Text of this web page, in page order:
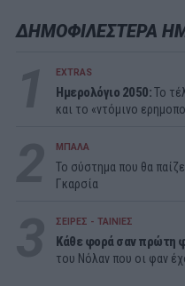
ΔΗΜΟΦΙΛΕΣΤΕΡΑ
EXTRAS
Ημερολόγιο 2050:To
και το «ντόμινο
ΜΠΑΛΑ
Το σύστημα που θα
Γκαρσία
ΣΕΙΡΕΣ - ΤΑΙΝΙΕΣ
Κάθε φορά σαν πρώτη
του Νόλαν που οι φαν